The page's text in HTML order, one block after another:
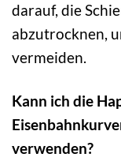
darauf, die
abzutrocknen,
vermeiden.
Kann ich die
verwenden?